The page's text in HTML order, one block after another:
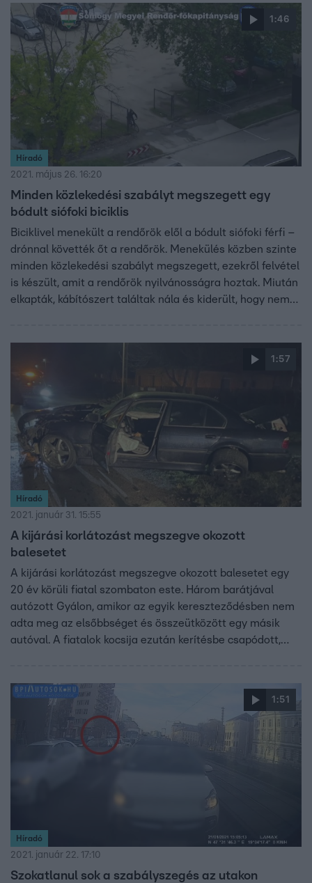
1:46
Híradó
2021. május 26. 16:20
Minden közlekedési szabályt megszegett egy
bódult siófoki biciklis
Biciklivel menekült a rendőrök elől a bódult siófoki férfi –
drónnal követték őt a rendőrök. Menekülés közben szinte
minden közlekedési szabályt megszegett, ezekről felvétel
is készült, amit a rendőrök nyilvánosságra hoztak. Miután
elkapták, kábítószert találtak nála és kiderült, hogy nem
1:57
Híradó
2021. január 31. 15:55
A kijárási korlátozást megszegve okozott
balesetet
A kijárási korlátozást megszegve okozott balesetet egy
20 év körüli fiatal szombaton este. Három barátjával
autózott Gyálon, amikor az egyik kereszteződésben nem
adta meg az elsőbbséget és összeütközött egy másik
autóval. A fiatalok kocsija ezután kerítésbe csapódott,
1:51
Híradó
2021. január 22. 17:10
Szokatlanul sok a szabályszegés az utakon